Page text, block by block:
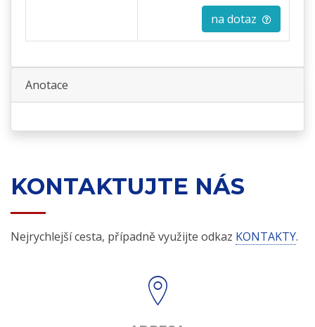
na dotaz
Anotace
KONTAKTUJTE NÁS
Nejrychlejší cesta, případně využijte odkaz KONTAKTY.